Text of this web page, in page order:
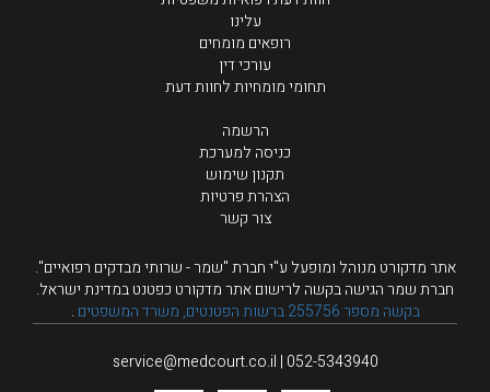
עלינו
רופאים מומחים
עורכי דין
תחומי מומחיות לחוות דעת
הרשמה
כניסה למערכת
תקנון שימוש
הצהרת פרטיות
צור קשר
אתר מדקורט מנוהל ומופעל ע"י חברת "שמר - שרותי מבדקים רפואיים".
חברת שמר הגישה בקשה לרישום אתר מדקורט כפטנט במדינת ישראל.
בקשה מספר 255756 ברשות הפטנטים, משרד המשפטים
.
service@medcourt.co.il | 052-5343940